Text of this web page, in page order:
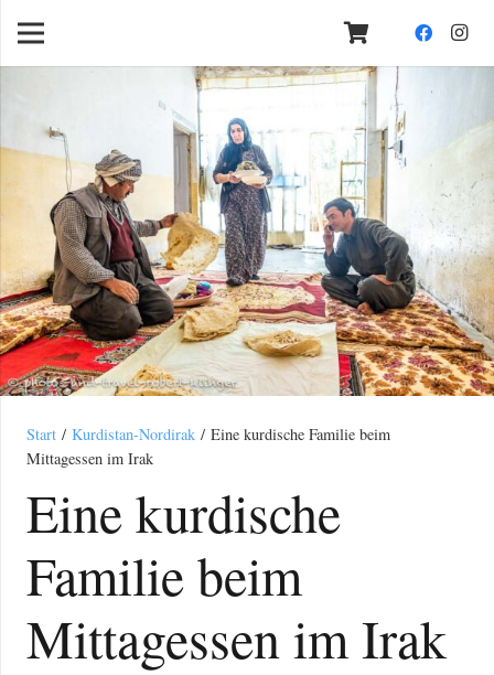
Start / Kurdistan-Nordirak / Eine kurdische Familie beim
Mittagessen im Irak
Eine kurdische
Familie beim
Mittagessen im Irak